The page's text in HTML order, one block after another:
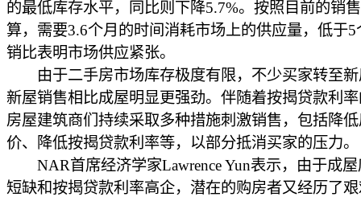
的最低库存水平，同比则下降5.7%。按照目前的销
算，需要3.6个月的时间消耗市场上的供应量，低于5
销比表明市场供应紧张。
由于二手房市场库存极度有限，不少买家转至新
新屋销售相比成屋明显更强劲。伴随着按揭贷款利
房屋建筑商们持续采取多种措施刺激销售，包括降
价、降低按揭贷款利率等，以部分抵消买家的压力。
NAR首席经济学家Lawrence Yun表示，由于成屋
短缺和按揭贷款利率高企，潜在的购房者又经历了